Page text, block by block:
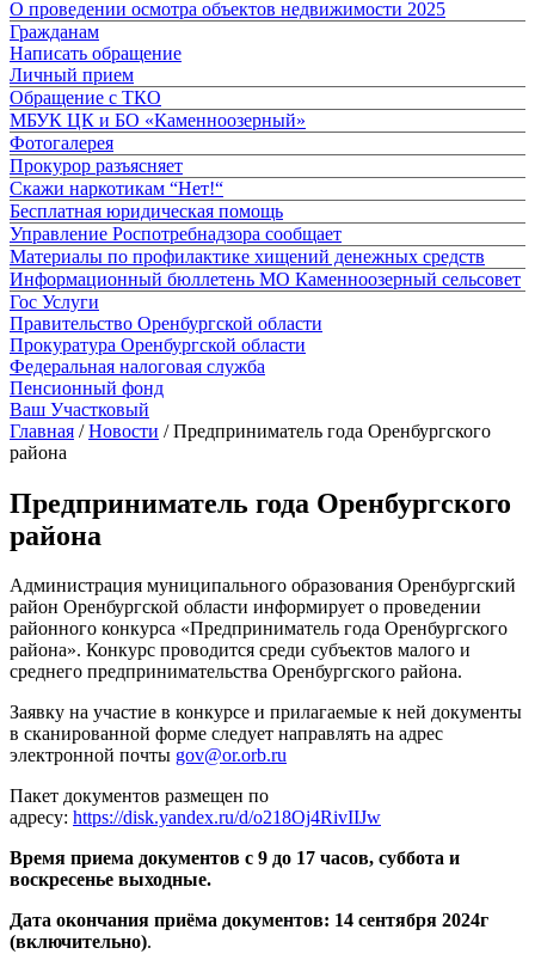
О проведении осмотра объектов недвижимости 2025
Гражданам
Написать обращение
Личный прием
Обращение с ТКО
МБУК ЦК и БО «Каменноозерный»
Фотогалерея
Прокурор разъясняет
Скажи наркотикам “Нет!“
Бесплатная юридическая помощь
Управление Роспотребнадзора сообщает
Материалы по профилактике хищений денежных средств
Информационный бюллетень МО Каменноозерный сельсовет
Гос Услуги
Правительство Оренбургской области
Прокуратура Оренбургской области
Федеральная налоговая служба
Пенсионный фонд
Ваш Участковый
Главная /Новости /Предприниматель года Оренбургского
района
Предприниматель года Оренбургского
района
Администрация муниципального образования Оренбургский
район Оренбургской области информирует о проведении
районного конкурса «Предприниматель года Оренбургского
района». Конкурс проводится среди субъектов малого и
среднего предпринимательства Оренбургского района.
Заявку на участие в конкурсе и прилагаемые к ней документы
в сканированной форме следует направлять на адрес
электронной почты gov@or.orb.ru
Пакет документов размещен по
адресу: https://disk.yandex.ru/d/o218Oj4RivIIJw
Время приема документов с 9 до 17 часов, суббота и
воскресенье выходные.
Дата окончания приёма документов: 14 сентября 2024г
(включительно).